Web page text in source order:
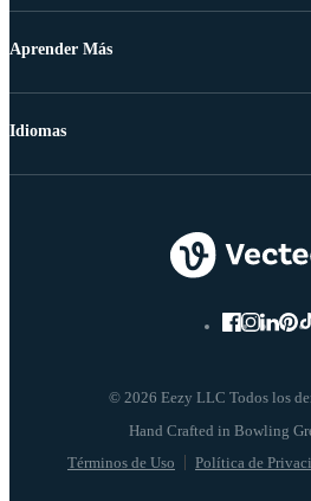
Aprender Más
© 2026 Eezy LLC Todos los
Términos de Uso Política de
Idiomas